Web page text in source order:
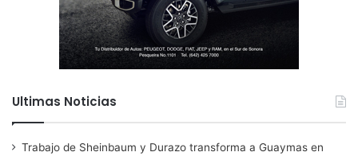
Ultimas Noticias
Trabajo de Sheinbaum y Durazo transforma a Guaymas en